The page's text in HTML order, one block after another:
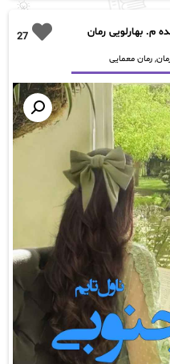
27
م. بهارلویی رمان
, رمان معمایی